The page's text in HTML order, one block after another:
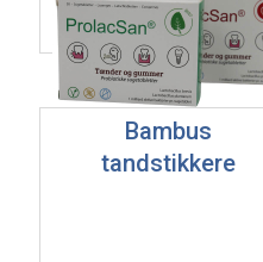
Bambus
tandstikkere